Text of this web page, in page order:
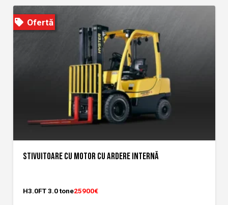
Ofertă
STIVUITOARE CU MOTOR CU ARDERE INTERNĂ
H3.0FT 3.0 tone25900€